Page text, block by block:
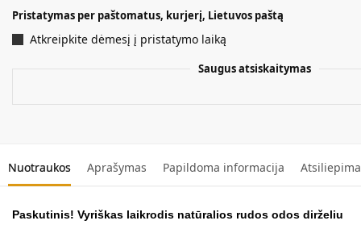
r
a
Pristatymas per paštomatus, kurjerį, Lietuvos paštą
Atkreipkite dėmesį į pristatymo laiką
Saugus atsiskaitymas
Nuotraukos Aprašymas Papildoma informacija
Paskutinis! Vyriškas laikrodis natūralios rudos odos dirželiu